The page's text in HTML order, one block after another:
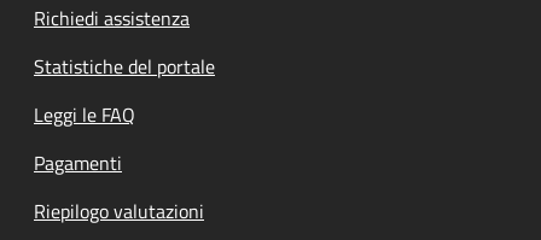
Richiedi assistenza
Statistiche del portale
Leggi le FAQ
Pagamenti
Riepilogo valutazioni